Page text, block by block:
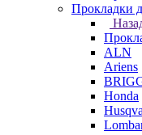
Прокладки
ALN
Ariens
Honda